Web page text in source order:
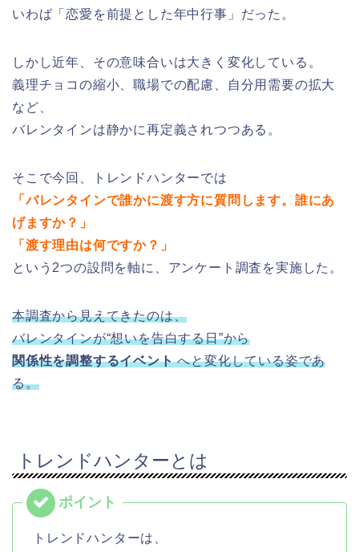
いわば「恋愛を前提とした年中行事」だった。
しかし近年、その意味合いは大きく変化している。
義理チョコの縮小、職場での配慮、自分用需要の拡大
など、
バレンタインは静かに再定義されつつある。
そこで今回、トレンドハンターでは
「バレンタインで誰かに渡す方に質問します。誰にあ
げますか？」
「渡す理由は何ですか？」
という2つの設問を軸に、アンケート調査を実施した。
本調査から見えてきたのは、
バレンタインが“想いを告白する日”から
関係性を調整するイベントへと変化している姿であ
る。
トレンドハンターとは
トレンドハンターは、